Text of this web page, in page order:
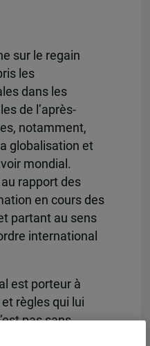
sur le regain
les
dans les
de l’après-
notamment,
globalisation et
mondial.
au rapport des
en cours des
partant au sens
international
est porteur à
et règles qui lui
pas sans